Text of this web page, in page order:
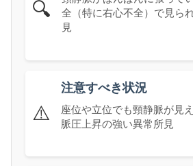
🔍
全（特に右心不全）で見ら
見
⚠️
注意すべき状況
座位や立位でも頸静脈が見
脈圧上昇の強い異常所見